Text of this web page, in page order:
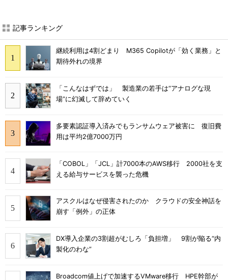
記事ランキング
継続利用は4割どまり M365 Copilotが「効く業務」と
期待外れの境界
「こんなはずでは」 製造業の若手は“アナログな現
場”に幻滅して辞めていく
多要素認証導入済みでもランサムウェア被害に 復旧費
用は平均2億7000万円
「COBOL」「JCL」計7000本のAWS移行 2000社を支
える給与サービスを襲った危機
アスクルはなぜ侵害されたのか クラウドの安全神話を
崩す「例外」の正体
DX導入企業の3割超がむしろ「負担増」 9割が陥る“内
製化のわな”
Broadcom値上げで加速するVMware移行 HPE幹部が